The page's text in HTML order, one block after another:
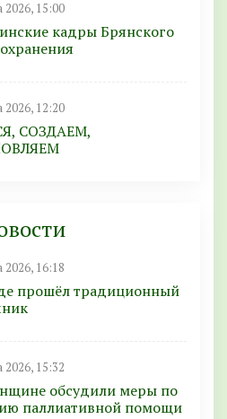
2026, 15:00
кадры Брянского
2026, 12:20
СОЗДАЕМ,
2026, 16:18
прошёл традиционный
2026, 15:32
обсудили меры по
паллиативной помощи